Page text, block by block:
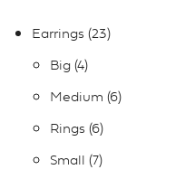
Earrings 23
Big 4
Medium 6
Rings 6
Small 7